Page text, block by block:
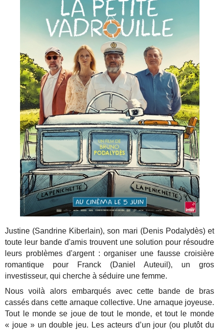
Justine (Sandrine Kiberlain), son mari (Denis Podalydès) et
toute leur bande d'amis trouvent une solution pour résoudre
leurs problèmes d'argent : organiser une fausse croisière
romantique pour Franck (Daniel Auteuil), un gros
investisseur, qui cherche à séduire une femme.
Nous voilà alors embarqués avec cette bande de bras
cassés dans cette arnaque collective. Une arnaque joyeuse.
Tout le monde se joue de tout le monde, et tout le monde
« joue » un double jeu. Les acteurs d’un jour (ou plutôt du